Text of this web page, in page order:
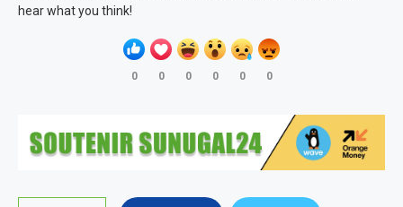
hear what you think!
0 0 0 0 0 0